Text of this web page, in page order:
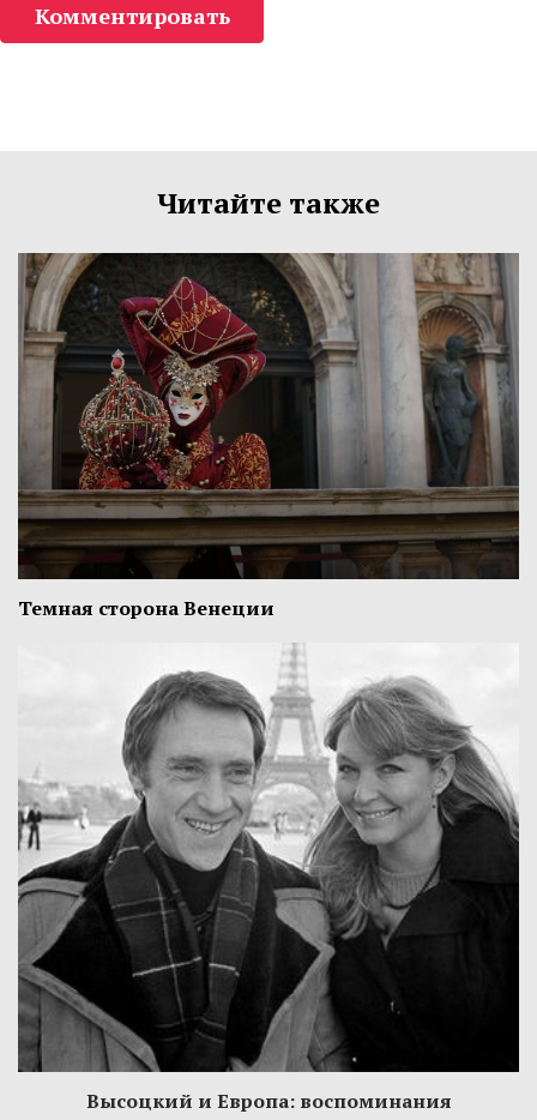
Комментировать
Читайте также
Темная сторона Венеции
Высоцкий и Европа: воспоминания